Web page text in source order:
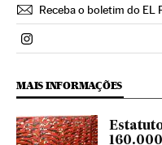
Receba o boletim do EL
Politica El País Brasil en
MAIS INFORMAÇÕES